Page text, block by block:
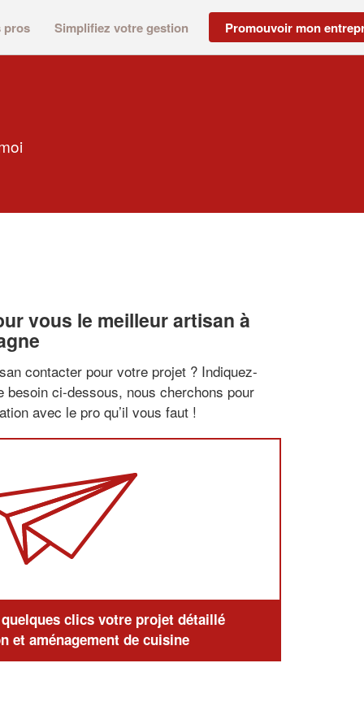
pros Simplifiez votre gestion Promouvoir mon
vous le meilleur artisan à
contacter pour votre projet ? Indiquez-
besoin ci-dessous, nous cherchons pour
avec le pro qu’il vous faut !
clics votre projet détaillé
et aménagement de cuisine